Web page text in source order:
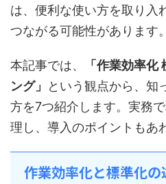
は、便利な使い方を取り入
つながる可能性があります。
本記事では、
「作業効率化
ング」
という観点から、知
方を7つ紹介します。実務
理し、導入のポイントもあ
作業効率化と標準化